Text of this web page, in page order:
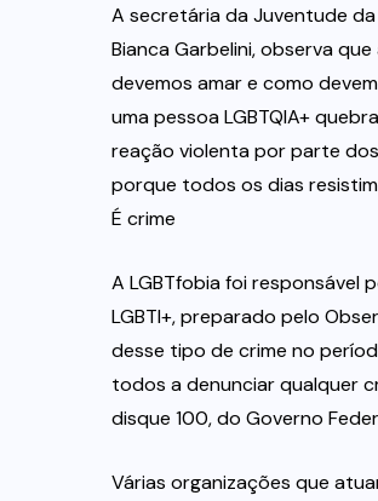
A secretária da Juventude
Bianca Garbelini, observa
devemos amar e como
uma pessoa LGBTQIA+
reação violenta por parte
porque todos os dias
É crime
A LGBTfobia foi responsável
LGBTI+, preparado pelo
desse tipo de crime no
todos a denunciar qualquer
disque 100, do Governo
Várias organizações que